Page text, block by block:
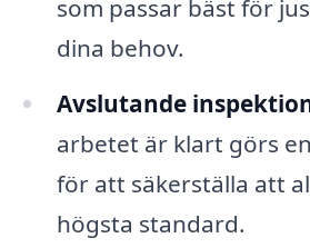
som passar bäst för
dina behov.
Avslutande
arbetet är klart görs
för att säkerställa att
högsta standard.